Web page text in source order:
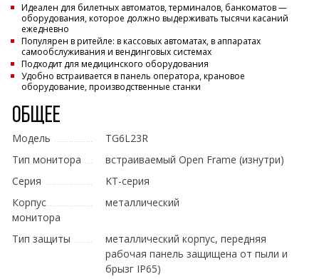
Идеален для билетных автоматов, терминалов, банкоматов —
оборудования, которое должно выдерживать тысячи касаний
ежедневно
Популярен в ритейле: в кассовых автоматах, в аппаратах
самообслуживания и вендинговых системах
Подходит для медицинского оборудования
Удобно встраивается в панель оператора, крановое
оборудование, производственные станки
Общее
Модель
TG6L23R
Тип монитора
встраиваемый Open Frame (изнутри)
Серия
KT-серия
Корпус
монитора
металлический
Тип защиты
металлический корпус, передняя
рабочая панель защищена от пыли и
брызг IP65)